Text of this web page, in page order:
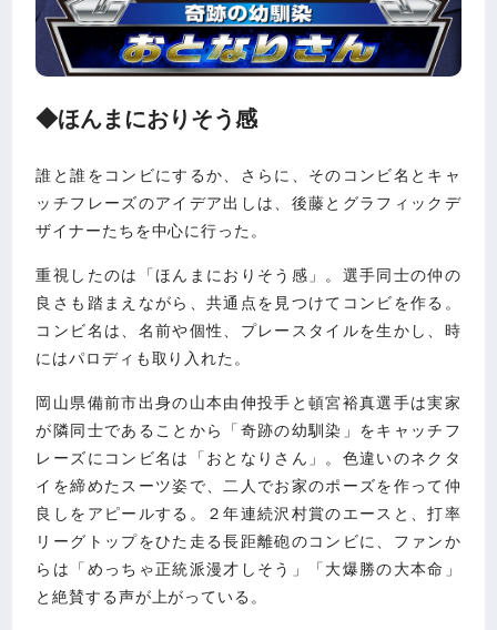
◆ほんまにおりそう感
誰と誰をコンビにするか、さらに、そのコンビ名とキャ
ッチフレーズのアイデア出しは、後藤とグラフィックデ
ザイナーたちを中心に行った。
重視したのは「ほんまにおりそう感」。選手同士の仲の
良さも踏まえながら、共通点を見つけてコンビを作る。
コンビ名は、名前や個性、プレースタイルを生かし、時
にはパロディも取り入れた。
岡山県備前市出身の山本由伸投手と頓宮裕真選手は実家
が隣同士であることから「奇跡の幼馴染」をキャッチフ
レーズにコンビ名は「おとなりさん」。色違いのネクタ
イを締めたスーツ姿で、二人でお家のポーズを作って仲
良しをアピールする。２年連続沢村賞のエースと、打率
リーグトップをひた走る長距離砲のコンビに、ファンか
らは「めっちゃ正統派漫才しそう」「大爆勝の大本命」
と絶賛する声が上がっている。